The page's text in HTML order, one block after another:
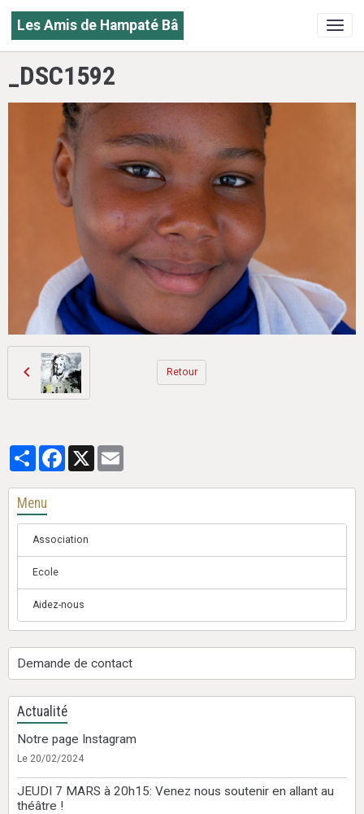
Les Amis de Hampaté Bâ
_DSC1592
Retour
PartagerFacebook
X
Menu
Association
Ecole
Aidez-nous
Demande de contact
Actualité
Notre page Instagram
Le 20/02/2024
JEUDI 7 MARS à 20h15: Venez nous soutenir en allant au
théâtre !